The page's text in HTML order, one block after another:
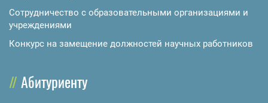
Сотрудничество с образовательными организациями и
учреждениями
Конкурс на замещение должностей научных работников
Абитуриенту